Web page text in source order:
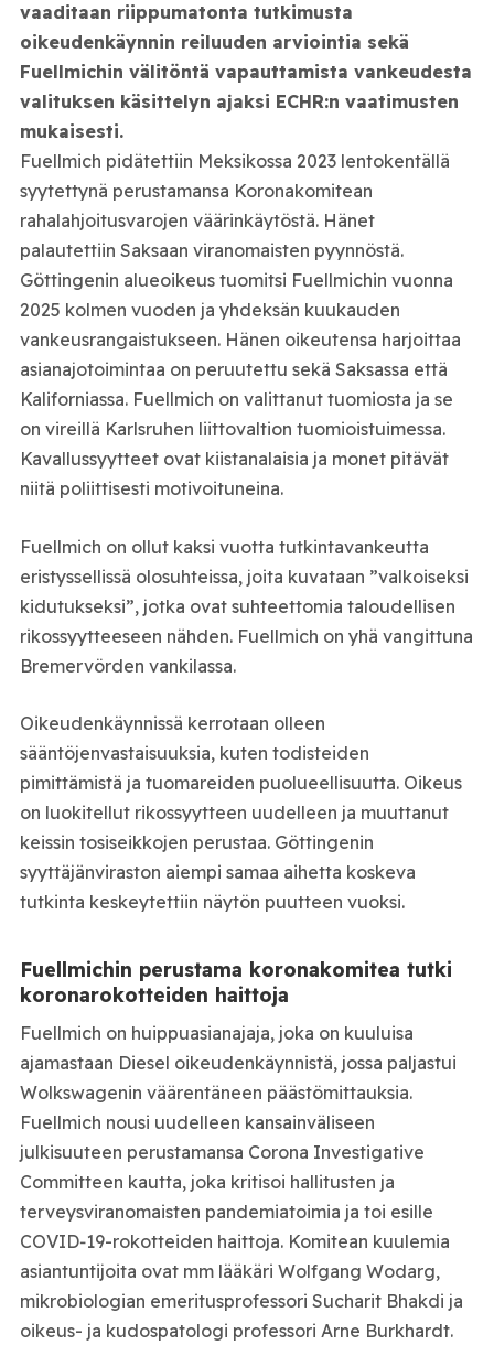
vaaditaan riippumatonta tutkimusta
oikeudenkäynnin reiluuden arviointia sekä
Fuellmichin välitöntä vapauttamista vankeudesta
valituksen käsittelyn ajaksi ECHR:n vaatimusten
mukaisesti.
Fuellmich pidätettiin Meksikossa 2023 lentokentällä
syytettynä perustamansa Koronakomitean
rahalahjoitusvarojen väärinkäytöstä. Hänet
palautettiin Saksaan viranomaisten pyynnöstä.
Göttingenin alueoikeus tuomitsi Fuellmichin vuonna
2025 kolmen vuoden ja yhdeksän kuukauden
vankeusrangaistukseen. Hänen oikeutensa harjoittaa
asianajotoimintaa on peruutettu sekä Saksassa että
Kaliforniassa. Fuellmich on valittanut tuomiosta ja se
on vireillä Karlsruhen liittovaltion tuomioistuimessa.
Kavallussyytteet ovat kiistanalaisia ja monet pitävät
niitä poliittisesti motivoituneina.
Fuellmich on ollut kaksi vuotta tutkintavankeutta
eristyssellissä olosuhteissa, joita kuvataan ”valkoiseksi
kidutukseksi”, jotka ovat suhteettomia taloudellisen
rikossyytteeseen nähden. Fuellmich on yhä vangittuna
Bremervörden vankilassa.
Oikeudenkäynnissä kerrotaan olleen
sääntöjenvastaisuuksia, kuten todisteiden
pimittämistä ja tuomareiden puolueellisuutta. Oikeus
on luokitellut rikossyytteen uudelleen ja muuttanut
keissin tosiseikkojen perustaa. Göttingenin
syyttäjänviraston aiempi samaa aihetta koskeva
tutkinta keskeytettiin näytön puutteen vuoksi.
Fuellmichin perustama koronakomitea tutki
koronarokotteiden haittoja
Fuellmich on huippuasianajaja, joka on kuuluisa
ajamastaan Diesel oikeudenkäynnistä, jossa paljastui
Wolkswagenin väärentäneen päästömittauksia.
Fuellmich nousi uudelleen kansainväliseen
julkisuuteen perustamansa Corona Investigative
Committeen kautta, joka kritisoi hallitusten ja
terveysviranomaisten pandemiatoimia ja toi esille
COVID‑19-rokotteiden haittoja. Komitean kuulemia
asiantuntijoita ovat mm lääkäri Wolfgang Wodarg,
mikrobiologian emeritusprofessori Sucharit Bhakdi ja
oikeus- ja kudospatologi professori Arne Burkhardt.